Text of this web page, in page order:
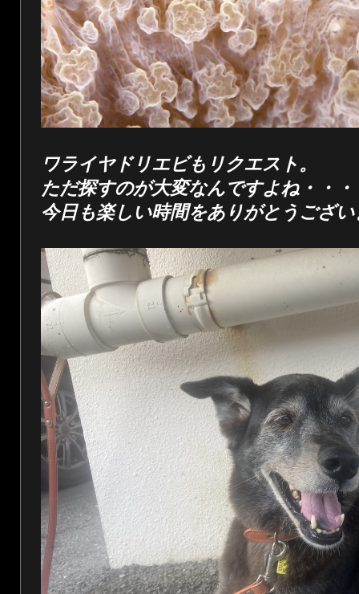
ワライヤドリエビもリクエスト。
ただ探すのが大変なんですよね・・
今日も楽しい時間をありがとうござ